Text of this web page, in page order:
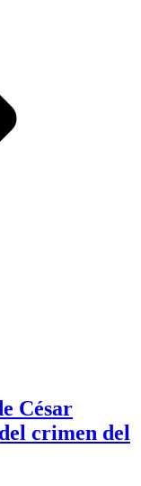
César
crimen del